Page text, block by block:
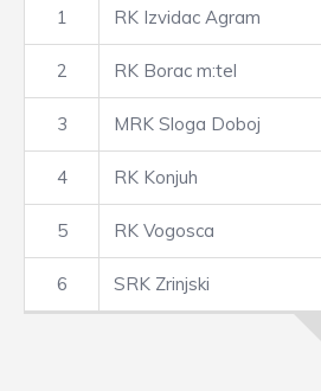
1 RK Izvidac Agram
2 RK Borac m:tel
3 MRK Sloga Doboj
4 RK Konjuh
5 RK Vogosca
6 SRK Zrinjski